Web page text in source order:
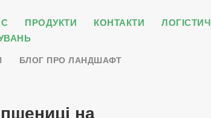
ПРОДУКТИ КОНТАКТИ
БЛОГ ПРО ЛАНДШАФТ
на